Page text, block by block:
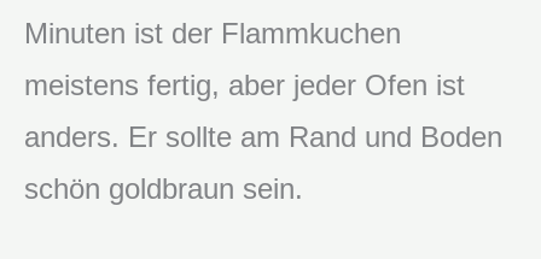
Minuten ist der Flammkuchen
meistens fertig, aber jeder Ofen ist
anders. Er sollte am Rand und Boden
schön goldbraun sein.